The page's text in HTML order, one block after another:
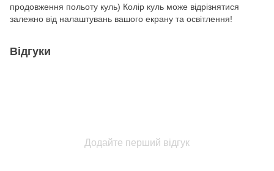
продовження польоту куль) Колір куль може відрізнятися
залежно від налаштувань вашого екрану та освітлення!
Відгуки
Додайте перший відгук